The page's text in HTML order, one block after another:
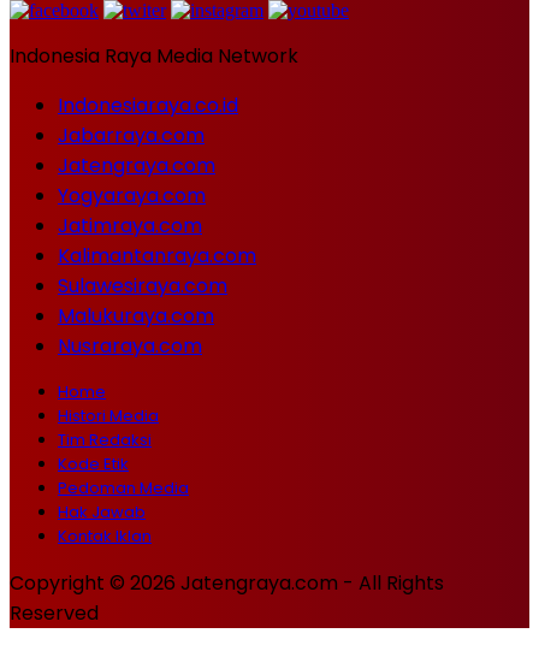
Indonesia Raya Media Network
Indonesiaraya.co.id
Jabarraya.com
Jatengraya.com
Yogyaraya.com
Jatimraya.com
Kalimantanraya.com
Sulawesiraya.com
Malukuraya.com
Nusraraya.com
Home
Histori Media
Tim Redaksi
Kode Etik
Pedoman Media
Hak Jawab
Kontak Iklan
Copyright © 2026 Jatengraya.com - All Rights
Reserved